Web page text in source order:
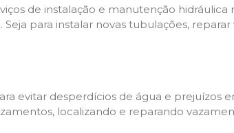
de instalação e manutenção
para instalar novas tubulações,
evitar desperdícios de água e prejuízos
localizando e reparando